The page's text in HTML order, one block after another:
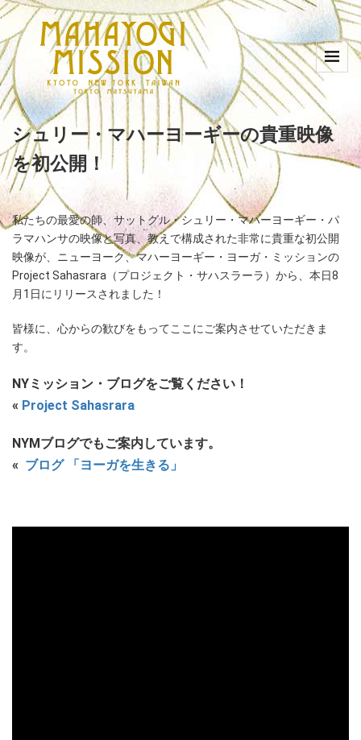
シュリー・マハーヨーギーの貴重映像
を初公開！
私たちの最愛の師、サットグル・シュリー・マハーヨーギー・パ
ラマハンサの映像と写真、教えで構成された非常に貴重な初公開
映像が、ニューヨーク、マハーヨーギー・ヨーガ・ミッションの
Project Sahasrara （プロジェクト・サハスラーラ） から、本日8
月 1 日にリリースされました！
皆様に、心からの歓びをもってここにご案内させていただきま
す。
NYミッション・ブログをご覧ください！
« Project Sahasrara
NYMブログでもご案内しています。
« ブログ 「ヨーガを生きる」